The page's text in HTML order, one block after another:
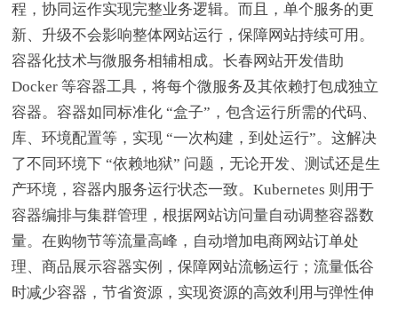
程，协同运作实现完整业务逻辑。而且，单个服务的更
新、升级不会影响整体网站运行，保障网站持续可用。
容器化技术与微服务相辅相成。长春网站开发借助
Docker 等容器工具，将每个微服务及其依赖打包成独立
容器。容器如同标准化 “盒子”，包含运行所需的代码、
库、环境配置等，实现 “一次构建，到处运行”。这解决
了不同环境下 “依赖地狱” 问题，无论开发、测试还是生
产环境，容器内服务运行状态一致。Kubernetes 则用于
容器编排与集群管理，根据网站访问量自动调整容器数
量。在购物节等流量高峰，自动增加电商网站订单处
理、商品展示容器实例，保障网站流畅运行；流量低谷
时减少容器，节省资源，实现资源的高效利用与弹性伸